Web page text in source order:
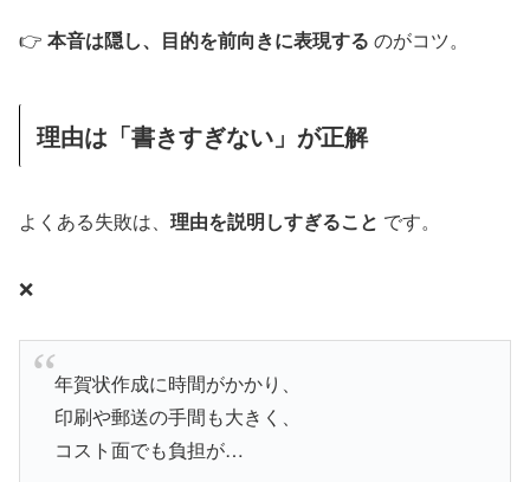
👉 本音は隠し、目的を前向きに表現する のがコツ。
理由は「書きすぎない」が正解
よくある失敗は、 理由を説明しすぎること です。
❌
年賀状作成に時間がかかり、
印刷や郵送の手間も大きく、
コスト面でも負担が…